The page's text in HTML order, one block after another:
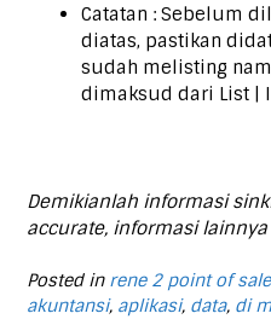
Catatan : Sebelum
diatas, pastikan
sudah melisting
dimaksud dari List |
Demikianlah informasi
accurate, informasi lainnya
Posted in rene 2 point of sale
akuntansi, aplikasi, data, di